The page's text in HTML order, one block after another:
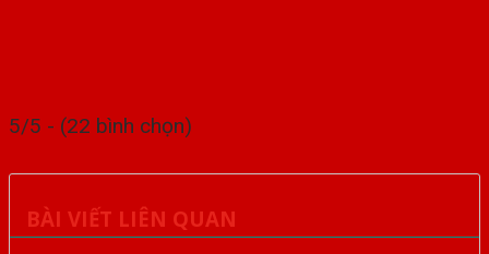
5/5 - (22 bình chọn)
BÀI VIẾT LIÊN QUAN